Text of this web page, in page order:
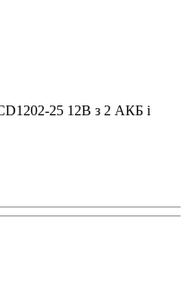
25 12В з 2 АКБ і